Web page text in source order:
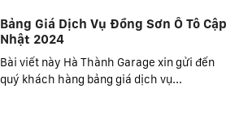
Bảng Giá Dịch Vụ Đồng Sơn Ô Tô Cập
Nhật 2024
Bài viết này Hà Thành Garage xin gửi đến
quý khách hàng bảng giá dịch vụ...